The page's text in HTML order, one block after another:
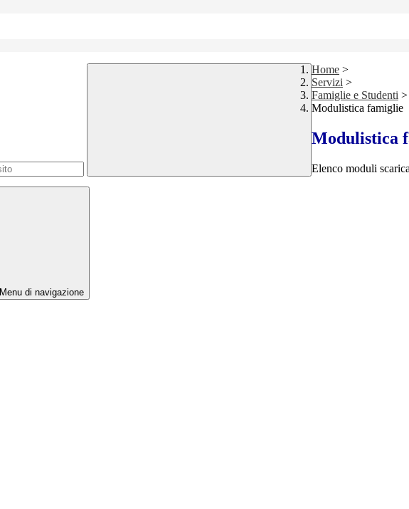
Home >
Servizi >
Famiglie e Studenti >
Modulistica famiglie
Modulistica
Elenco moduli
Menu di navigazione